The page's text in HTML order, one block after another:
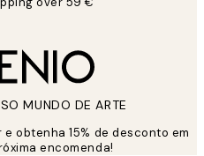
MUNDO DE ARTE
obtenha 15% de desconto em
encomenda!